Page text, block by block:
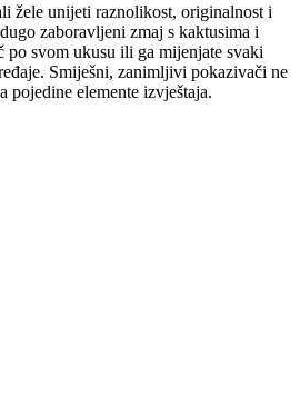
žele unijeti raznolikost, originalnost i
zaboravljeni zmaj s kaktusima i
svom ukusu ili ga mijenjate svaki
Smiješni, zanimljivi pokazivači ne
pojedine elemente izvještaja.